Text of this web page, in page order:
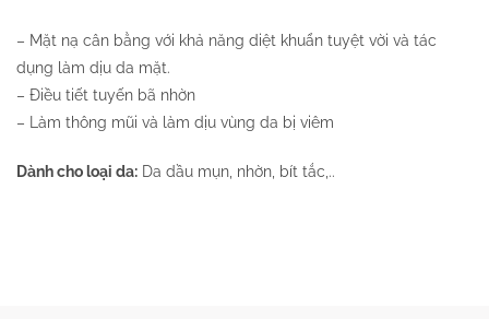
– Mặt nạ cân bằng với khả năng diệt khuẩn tuyệt vời và tác
dụng làm dịu da mặt.
– Điều tiết tuyến bã nhờn
– Làm thông mũi và làm dịu vùng da bị viêm
Dành cho loại da: Da dầu mụn, nhờn, bít tắc,..